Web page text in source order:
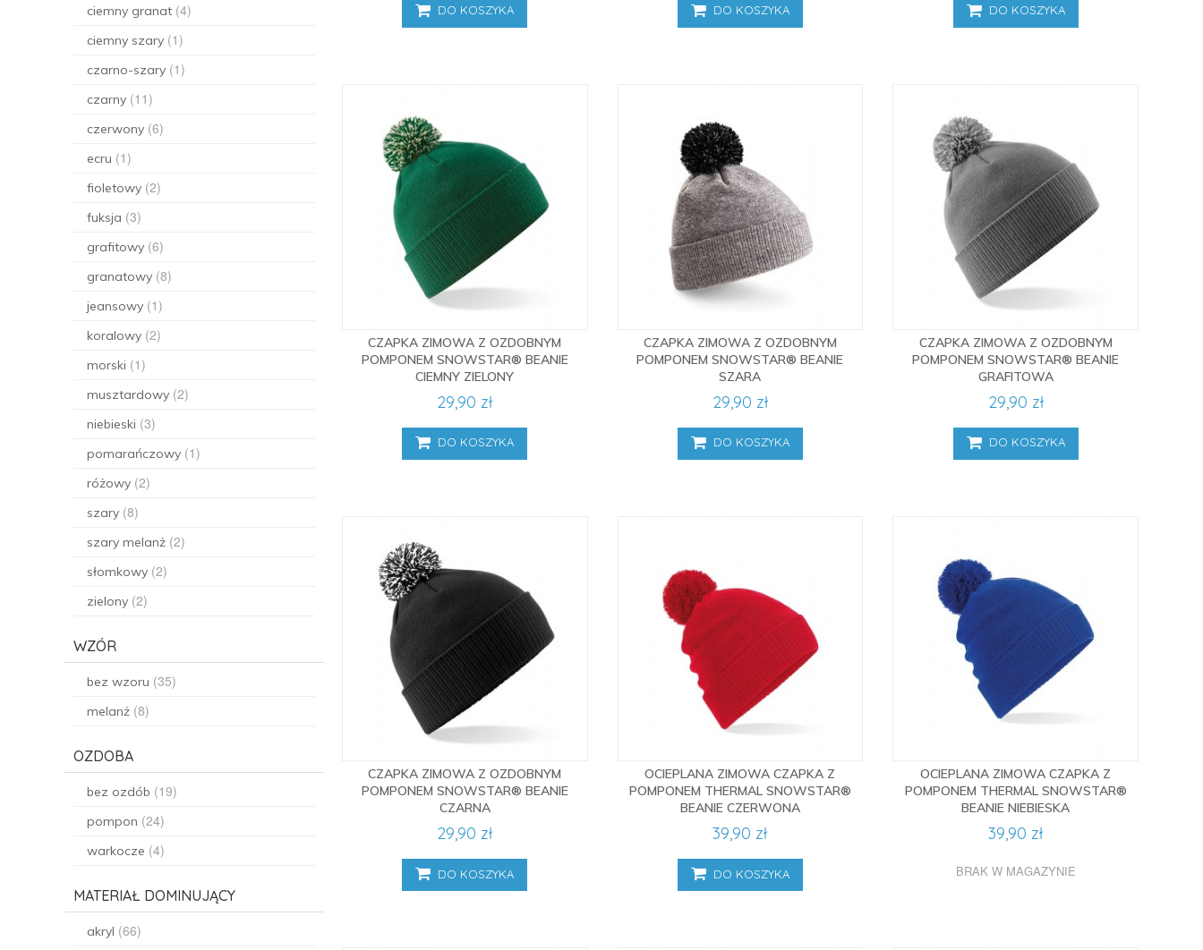
ciemny granat (4)
ciemny szary (1)
czarno-szary (1)
czarny (11)
czerwony (6)
ecru (1)
fioletowy (2)
fuksja (3)
grafitowy (6)
granatowy (8)
jeansowy (1)
koralowy (2)
morski (1)
musztardowy (2)
niebieski (3)
pomarańczowy (1)
różowy (2)
szary (8)
szary melanż (2)
słomkowy (2)
zielony (2)
WZÓR
bez wzoru (35)
melanż (8)
OZDOBA
bez ozdób (19)
pompon (24)
warkocze (4)
MATERIAŁ DOMINUJĄCY
akryl (66)
DO KOSZYKA DO KOSZYKA DO KOSZYKA
CZAPKA ZIMOWA Z OZDOBNYM
POMPONEM SNOWSTAR® BEANIE
CIEMNY ZIELONY
29,90 zł
DO KOSZYKA
CZAPKA ZIMOWA Z OZDOBNYM
POMPONEM SNOWSTAR® BEANIE
SZARA
29,90 zł
DO KOSZYKA
CZAPKA ZIMOWA Z OZDOBNYM
POMPONEM SNOWSTAR® BEANIE
GRAFITOWA
29,90 zł
DO KOSZYKA
CZAPKA ZIMOWA Z OZDOBNYM
POMPONEM SNOWSTAR® BEANIE
CZARNA
29,90 zł
DO KOSZYKA
OCIEPLANA ZIMOWA CZAPKA Z
POMPONEM THERMAL SNOWSTAR®
BEANIE CZERWONA
39,90 zł
DO KOSZYKA
OCIEPLANA ZIMOWA CZAPKA Z
POMPONEM THERMAL SNOWSTAR®
BEANIE NIEBIESKA
39,90 zł
BRAK W MAGAZYNIE